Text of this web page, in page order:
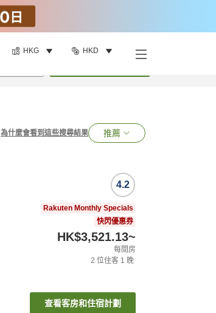
HKG HKD
為什麼會看到這些搜尋結果 推薦
4.2
Rakuten Monthly Specials
快閃優惠券
HK$3,521.13~
每間房
2 位住客 1 晚
查看客房和住宿計劃